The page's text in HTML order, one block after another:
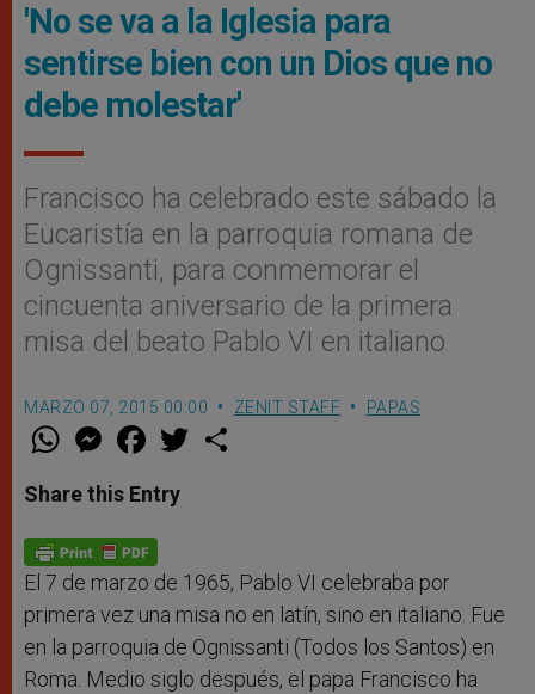
'No se va a la Iglesia para
sentirse bien con un Dios que no
debe molestar'
Francisco ha celebrado este sábado la
Eucaristía en la parroquia romana de
Ognissanti, para conmemorar el
cincuenta aniversario de la primera
misa del beato Pablo VI en italiano
MARZO 07, 2015 00:00 ZENIT STAFF PAPAS
W
t
s
p
p
M
e
s
e
g
e
r
F
a
e
b
o
k
w
Share this Entry
El 7 de marzo de 1965, Pablo VI celebraba por
primera vez una misa no en latín, sino en italiano. Fue
en la parroquia de Ognissanti (Todos los Santos) en
Roma. Medio siglo después, el papa Francisco ha